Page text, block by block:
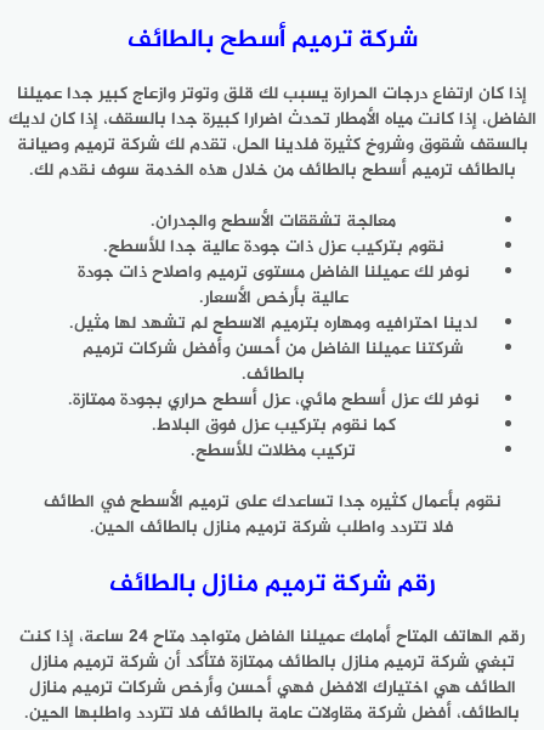
شركة ترميم أسطح بالطائف
إذا كان ارتفاع درجات الحرارة يسبب لك قلق وتوتر وازعاج كبير جدا عميلنا
الفاضل، إذا كانت مياه الأمطار تحدث اضرارا كبيرة جدا بالسقف، إذا كان لديك
بالسقف شقوق وشروخ كثيرة فلدينا الحل، تقدم لك شركة ترميم وصيانة
بالطائف ترميم أسطح بالطائف من خلال هذه الخدمة سوف نقدم لك.
معالجة تشققات الأسطح والجدران.
نقوم بتركيب عزل ذات جودة عالية جدا للأسطح.
نوفر لك عميلنا الفاضل مستوى ترميم واصلاح ذات جودة
عالية بأرخص الأسعار.
لدينا احترافيه ومهاره بترميم الاسطح لم تشهد لها مثيل.
شركتنا عميلنا الفاضل من أحسن وأفضل شركات ترميم
بالطائف.
نوفر لك عزل أسطح مائي، عزل أسطح حراري بجودة ممتازة.
كما نقوم بتركيب عزل فوق البلاط.
تركيب مظلات للأسطح.
نقوم بأعمال كثيره جدا تساعدك على ترميم الأسطح في الطائف
فلا تتردد واطلب شركة ترميم منازل بالطائف الحين.
رقم شركة ترميم منازل بالطائف
رقم الهاتف المتاح أمامك عميلنا الفاضل متواجد متاح 24 ساعة، إذا كنت
تبغي شركة ترميم منازل بالطائفممتازة فتأكد أن شركة ترميم منازل
الطائف هي اختيارك الافضل فهي أحسن وأرخص شركات ترميم منازل
بالطائف، أفضل شركة مقاولات عامة بالطائف فلا تتردد واطلبها الحين.